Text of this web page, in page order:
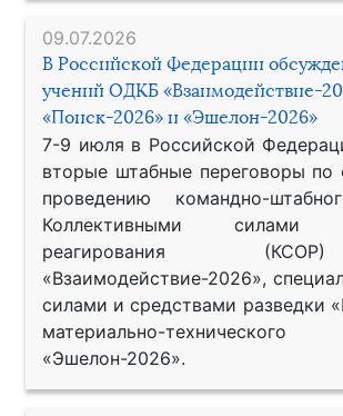
09.07.2026
В Российской Федерации
учений ОДКБ «Взаимодействие-
«Поиск-2026» и «Эшелон-2026»
7-9 июля в Российской
вторые штабные переговоры по
проведению командно-
Коллективными силами
реагирования
«Взаимодействие-2026»,
силами и средствами разведки
материально-технического
«Эшелон-2026».